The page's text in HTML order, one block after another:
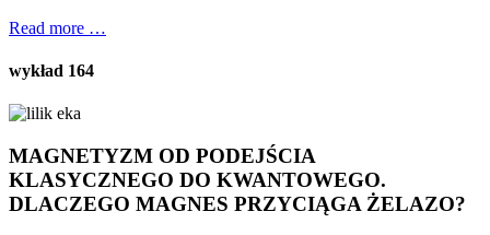
Read more …
wykład 164
MAGNETYZM OD PODEJŚCIA
KLASYCZNEGO DO KWANTOWEGO.
DLACZEGO MAGNES PRZYCIĄGA ŻELAZO?